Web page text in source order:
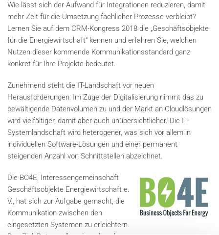
Wie lässt sich der Aufwand für Integrationen reduzieren, damit
mehr Zeit für die Umsetzung fachlicher Prozesse verbleibt?
Lernen Sie auf dem CRM-Kongress 2018 die „Geschäftsobjekte
für die Energiewirtschaft“ kennen und erfahren Sie, welchen
Nutzen dieser kommende Kommunikationsstandard ganz
konkret für Ihre Projekte bedeutet.
Zunehmend steht die IT-Landschaft vor neuen
Herausforderungen: Im Zuge der Digitalisierung nimmt das zu
bewältigende Datenvolumen zu und der Markt an Cloudlösungen
wird vielfältiger, damit aber auch unübersichtlicher. Die IT-
Systemlandschaft wird heterogener, was sich vor allem in
individuellen Software-Lösungen und einer permanent
steigenden Anzahl von Schnittstellen abzeichnet.
Die BO4E, Interessengemeinschaft
Geschäftsobjekte Energiewirtschaft e.
V., hat sich zur Aufgabe gemacht, die
Kommunikation zwischen den
eingesetzten Systemen zu erleichtern.